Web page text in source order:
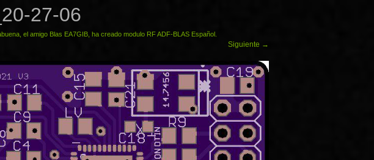
27-06
el amigo Blas EA7GIB, ha creado modulo RF ADF-BLAS Español.
Siguiente →